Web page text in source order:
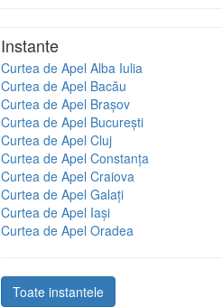
Instante
Curtea de Apel Alba Iulia
Curtea de Apel Bacău
Curtea de Apel Brașov
Curtea de Apel București
Curtea de Apel Cluj
Curtea de Apel Constanța
Curtea de Apel Craiova
Curtea de Apel Galați
Curtea de Apel Iași
Curtea de Apel Oradea
Toate instantele